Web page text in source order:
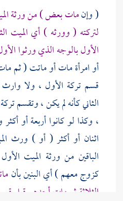
( وإنمات بعض ) من ورثة
لتركته ( وورثه ) أي الميت
الأول بالوجه الذي ورثوا
أو امرأة مات أو ماتت ( ثم
قسم تركة الأول ، ولا وارث
الثاني كأنه لم يكن ، وتقسم
، وكذا لو كانوا أربعة أو
اثنان أو أكثر ( أو ) ورث
الباقين من ورثة الميت
كزوج معهم ) أي البنين بأن
الثلاثة ثم مات أحدهم قبل